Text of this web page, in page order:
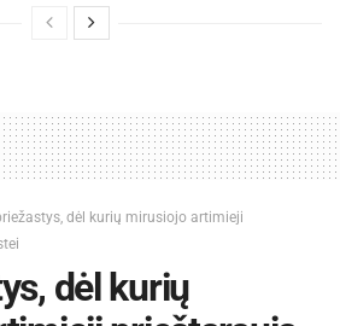
dėl kurių mirusiojo artimieji
dėl kurių